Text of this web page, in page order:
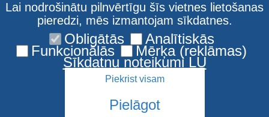
Lai nodrošinātu pilnvērtīgu šīs vietnes lietošanas
pieredzi, mēs izmantojam sīkdatnes.
Obligātās Analītiskās
Funkcionālās Mērķa (reklāmas)
Sīkdatņu noteikumi LU
Piekrist visam
Pielāgot